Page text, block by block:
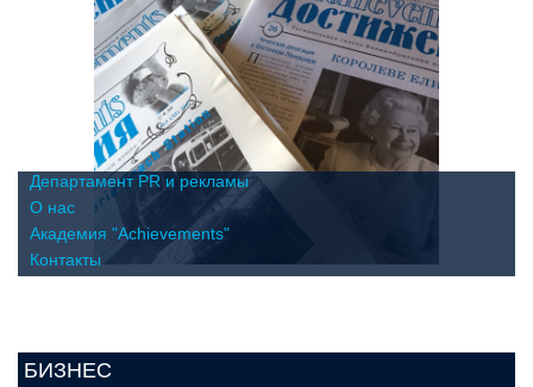
Департамент PR и рекламы
О нас
Академия "Achievements"
Контакты
БИЗНЕС